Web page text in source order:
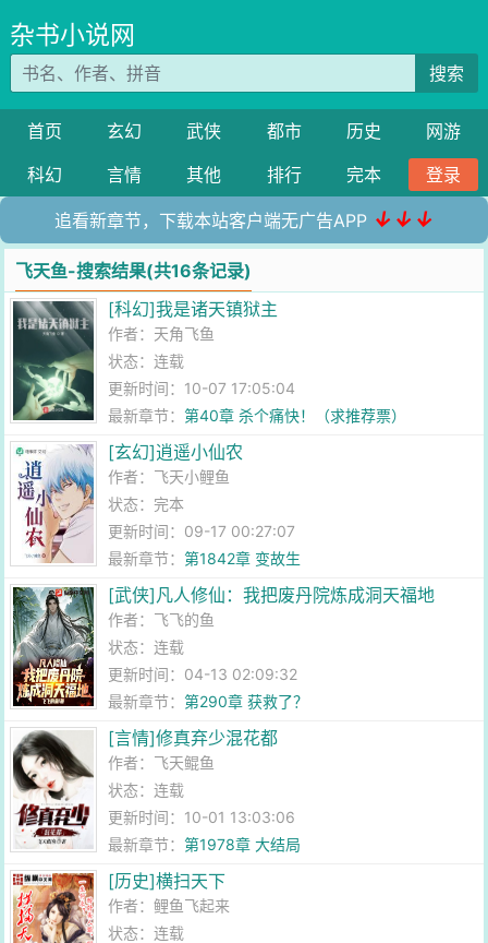
杂书小说网
搜索
首页 玄幻 武侠 都市 历史
网游
科幻
言情 其他 排行 完本 登录
追看新章节，下载本站客户端无广告APP ↓↓↓
飞天鱼-搜索结果(共16条记录)
[科幻]我是诸天镇狱主
作者： 天角飞鱼
状态：连载
更新时间：10-07 17:05:04
最新章节：第40章 杀个痛快！（求推荐票）
[玄幻]逍遥小仙农
作者： 飞天小鲤鱼
状态：完本
更新时间：09-17 00:27:07
最新章节：第1842章 变故生
[武侠]凡人修仙：我把废丹院炼成洞天福地
作者： 飞飞的鱼
状态：连载
更新时间：04-13 02:09:32
最新章节：第290章 获救了？
[言情]修真弃少混花都
作者： 飞天鲲鱼
状态：连载
更新时间：10-01 13:03:06
最新章节：第1978章 大结局
[历史]横扫天下
作者：鲤鱼飞起来
状态：连载